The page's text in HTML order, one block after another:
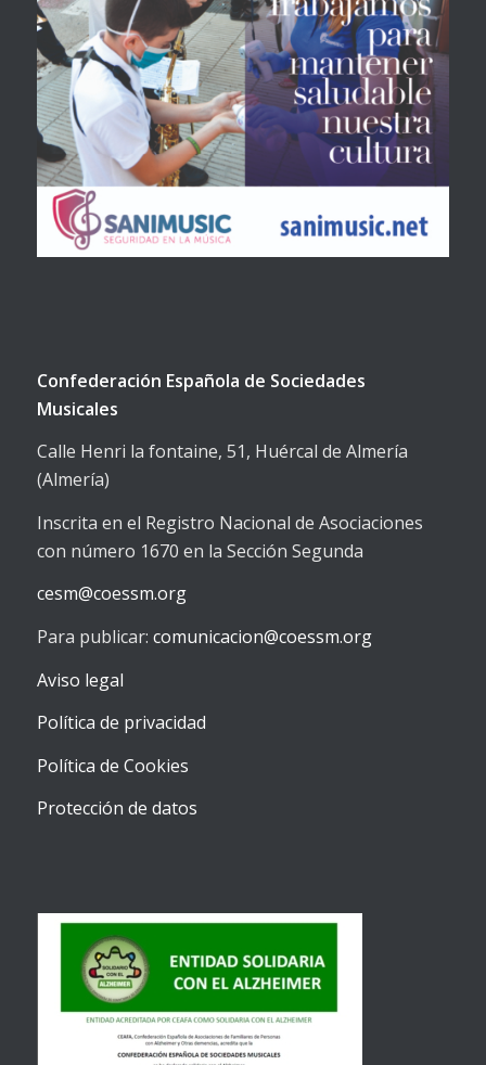
Confederación Española de Sociedades
Musicales
Calle Henri la fontaine, 51, Huércal de Almería
(Almería)
Inscrita en el Registro Nacional de Asociaciones
con número 1670 en la Sección Segunda
cesm@coessm.org
Para publicar: comunicacion@coessm.org
Aviso legal
Política de privacidad
Política de Cookies
Protección de datos